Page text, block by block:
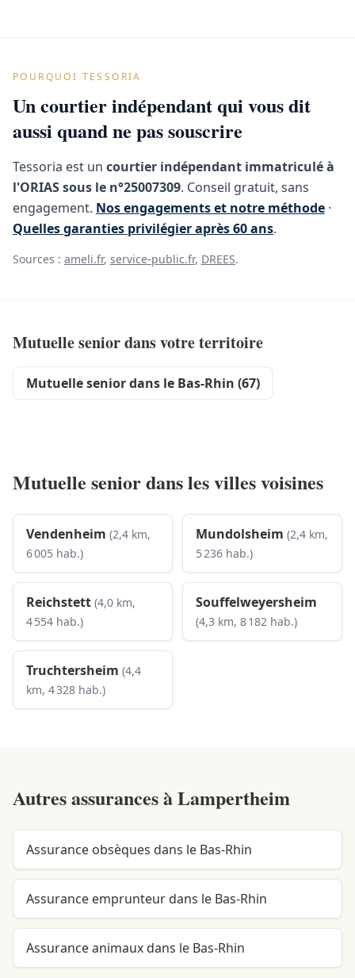
POURQUOI TESSORIA
Un courtier indépendant qui vous dit
aussi quand ne pas souscrire
Tessoria est un courtier indépendant immatriculé à
l'ORIAS sous le n°25007309. Conseil gratuit, sans
engagement. Nos engagements et notre méthode ·
Quelles garanties privilégier après 60 ans.
Sources : ameli.fr, service-public.fr, DREES.
Mutuelle senior dans votre territoire
Mutuelle senior dans le Bas-Rhin (67)
Mutuelle senior dans les villes voisines
Vendenheim (2,4 km,
6 005 hab.)
Mundolsheim (2,4 km,
5 236 hab.)
Reichstett (4,0 km,
4 554 hab.)
Souffelweyersheim
(4,3 km, 8 182 hab.)
Truchtersheim (4,4
km, 4 328 hab.)
Autres assurances àLampertheim
Assurance obsèques dans le Bas-Rhin
Assurance emprunteur dans le Bas-Rhin
Assurance animaux dans le Bas-Rhin